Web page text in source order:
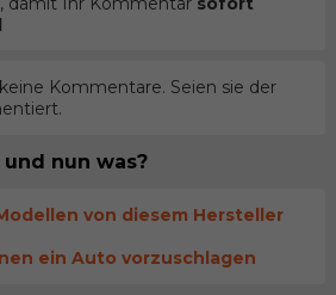
Kommentare. Seien sie der
nun was?
von diesem Hersteller
ein Auto vorzuschlagen